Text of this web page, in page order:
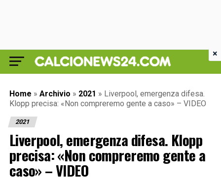
Home » Archivio » 2021 » Liverpool, emergenza difesa.
Klopp precisa: «Non compreremo gente a caso» – VIDEO
2021
Liverpool, emergenza difesa. Klopp
precisa: «Non compreremo gente a
caso» – VIDEO
×